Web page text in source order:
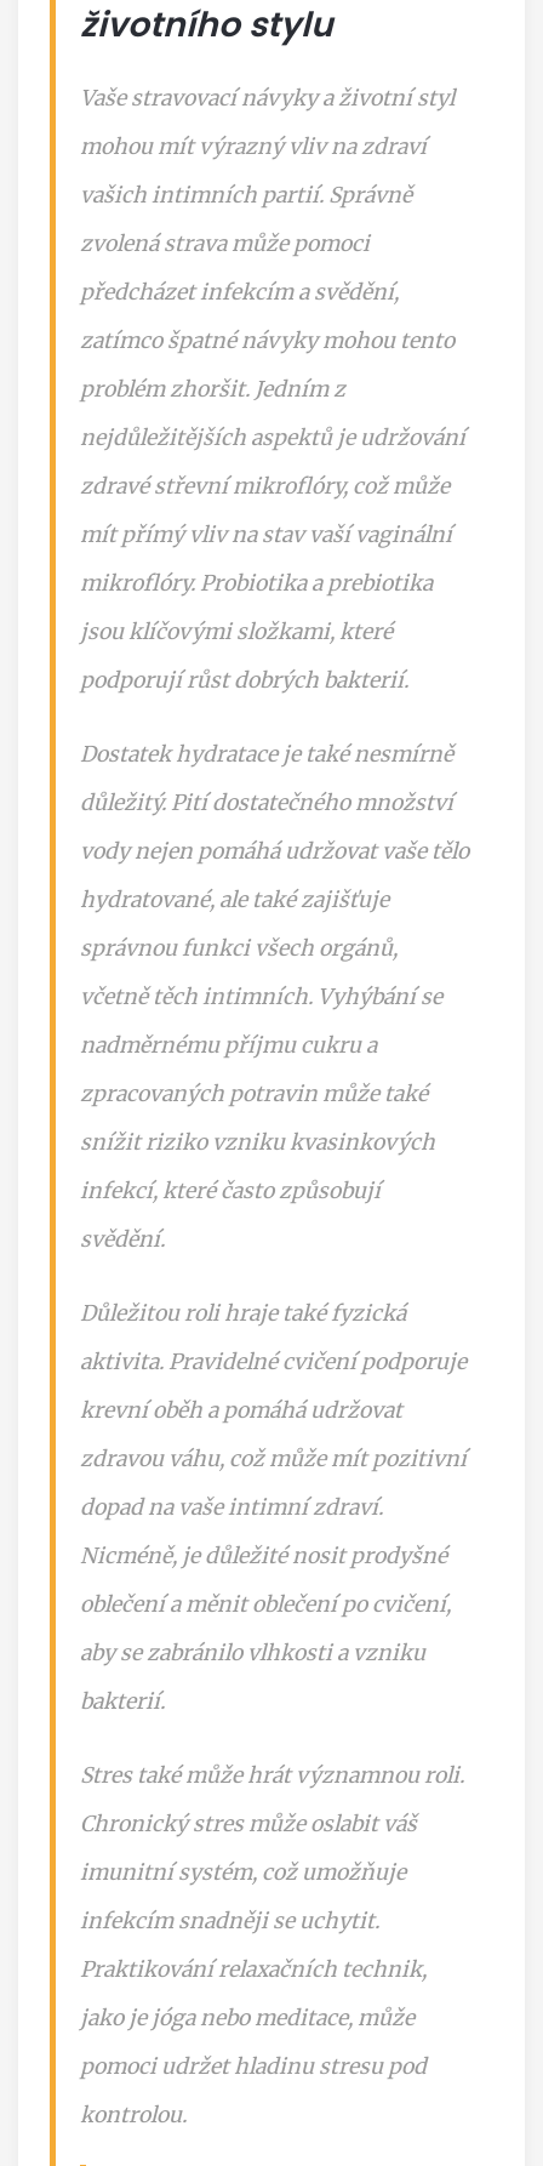
životního stylu
Vaše stravovací návyky a životní styl
mohou mít výrazný vliv na zdraví
vašich intimních partií. Správně
zvolená strava může pomoci
předcházet infekcím a svědění,
zatímco špatné návyky mohou tento
problém zhoršit. Jedním z
nejdůležitějších aspektů je udržování
zdravé střevní mikroflóry, což může
mít přímý vliv na stav vaší vaginální
mikroflóry. Probiotika a prebiotika
jsou klíčovými složkami, které
podporují růst dobrých bakterií.
Dostatek hydratace je také nesmírně
důležitý. Pití dostatečného množství
vody nejen pomáhá udržovat vaše tělo
hydratované, ale také zajišťuje
správnou funkci všech orgánů,
včetně těch intimních. Vyhýbání se
nadměrnému příjmu cukru a
zpracovaných potravin může také
snížit riziko vzniku kvasinkových
infekcí, které často způsobují
svědění.
Důležitou roli hraje také fyzická
aktivita. Pravidelné cvičení podporuje
krevní oběh a pomáhá udržovat
zdravou váhu, což může mít pozitivní
dopad na vaše intimní zdraví.
Nicméně, je důležité nosit prodyšné
oblečení a měnit oblečení po cvičení,
aby se zabránilo vlhkosti a vzniku
bakterií.
Stres také může hrát významnou roli.
Chronický stres může oslabit váš
imunitní systém, což umožňuje
infekcím snadněji se uchytit.
Praktikování relaxačních technik,
jako je jóga nebo meditace, může
pomoci udržet hladinu stresu pod
kontrolou.